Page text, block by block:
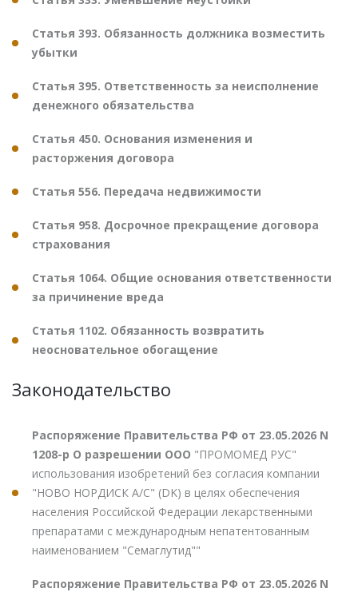
Статья 393. Обязанность должника возместить
убытки
Статья 395. Ответственность за неисполнение
денежного обязательства
Статья 450. Основания изменения и
расторжения договора
Статья 556. Передача недвижимости
Статья 958. Досрочное прекращение договора
страхования
Статья 1064. Общие основания ответственности
за причинение вреда
Статья 1102. Обязанность возвратить
неосновательное обогащение
Законодательство
Распоряжение Правительства РФ от 23.05.2026 N
1208-р О разрешении ООО "ПРОМОМЕД РУС"
использования изобретений без согласия компании
"НОВО НОРДИСК А/С" (DK) в целях обеспечения
населения Российской Федерации лекарственными
препаратами с международным непатентованным
наименованием "Семаглутид""
Распоряжение Правительства РФ от 23.05.2026 N